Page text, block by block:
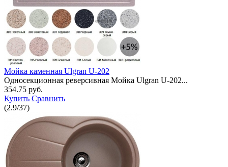
Мойка каменная Ulgran U-202
Односекционная реверсивная Мойка Ulgran U-202...
354.75 руб.
Купить Сравнить
(2.9/37)